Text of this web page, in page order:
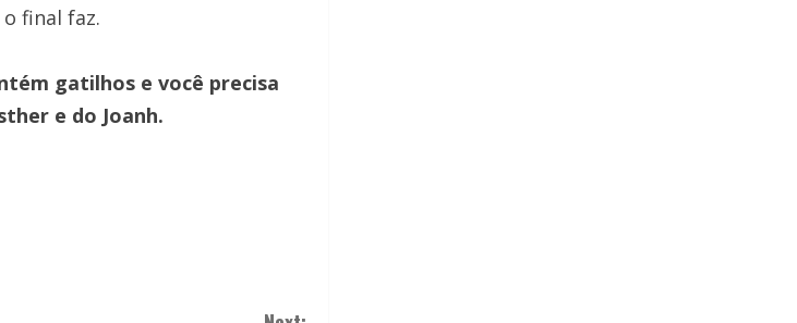
final faz.
gatilhos e você precisa
e do Joanh.